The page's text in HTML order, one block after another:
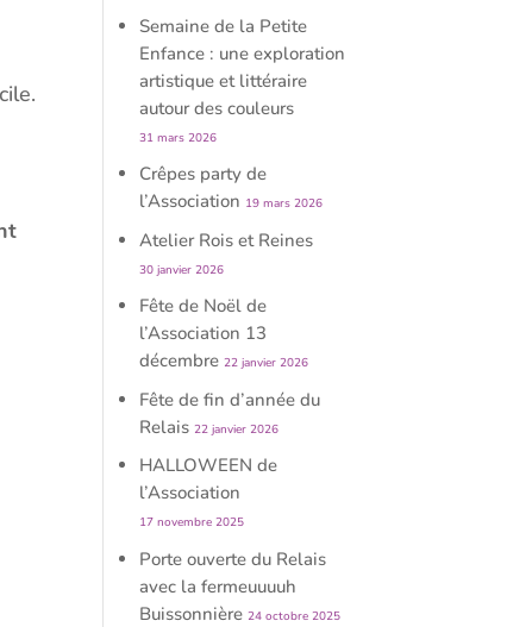
Semaine de la Petite
Enfance : une exploration
artistique et littéraire
autour des couleurs
31 mars 2026
Crêpes party de
l’Association 19 mars 2026
Atelier Rois et Reines
30 janvier 2026
Fête de Noël de
l’Association 13
décembre 22 janvier 2026
Fête de fin d’année du
Relais 22 janvier 2026
HALLOWEEN de
l’Association
17 novembre 2025
Porte ouverte du Relais
avec la fermeuuuuh
Buissonnière 24 octobre 2025